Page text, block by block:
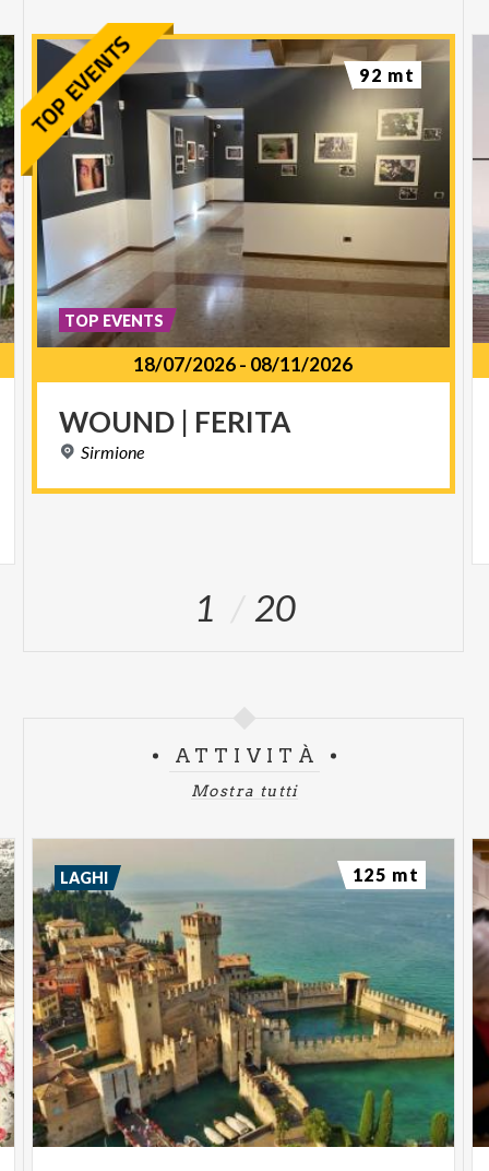
18/07/2026- 08/11/2026
WOUND | FERITA
Sirmione
TOP EVENTS
92 mt
1 20
ATTIVITÀ
Mostra tutti
LAGHI 125 mt